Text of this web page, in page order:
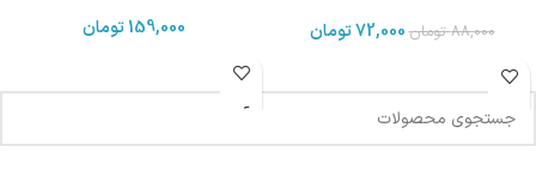
88,000 تومان72,000تومان
159,000تومان